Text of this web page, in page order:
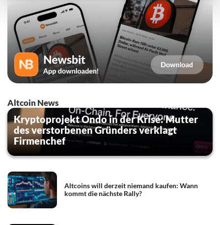
Altcoin News
Kryptoprojekt Ondo in der Krise: Mutter
des verstorbenen Gründers verklagt
Firmenchef
Altcoins will derzeit niemand kaufen: Wann
kommt die nächste Rally?